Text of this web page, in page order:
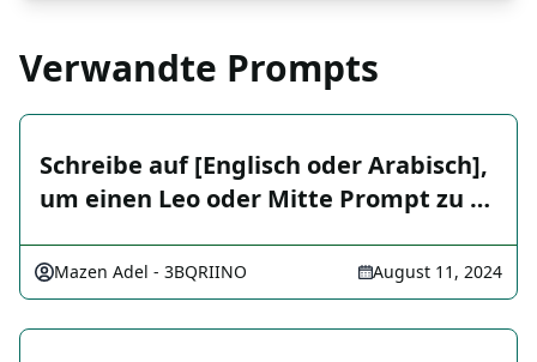
Verwandte Prompts
Schreibe auf [Englisch oder Arabisch],
um einen Leo oder Mitte Prompt zu …
Mazen Adel - 3BQRIINO August 11, 2024